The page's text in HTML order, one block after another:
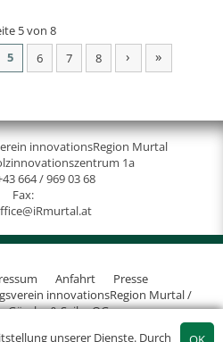
unserer Dienste. Durch
5 von 8
5 6 7 8 › »
innovationsRegion Murtal
1a
664 / 969 03 68
Fax:
Anfahrt
Presse
innovationsRegion Murtal /
Gössler & Sailer OG